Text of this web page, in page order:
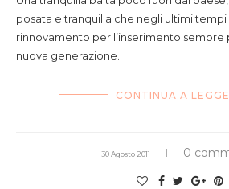
posata e tranquilla che negli ultimi
rinnovamento per l’inserimento sempre
nuova generazione.
CONTINUA A
30 Agosto 2011 0